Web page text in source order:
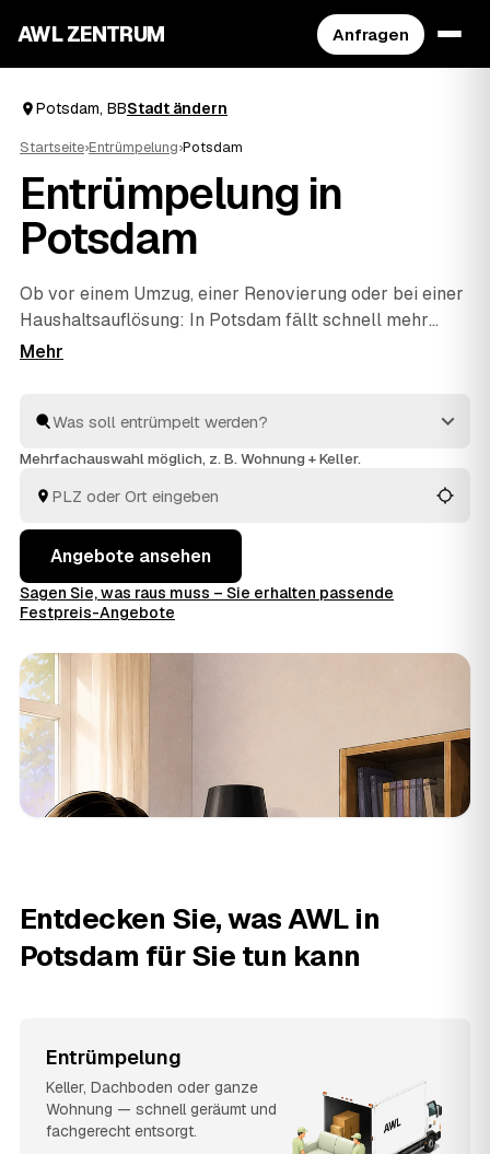
AWL ZENTRUM Anfragen
Potsdam, BBStadt ändern
Startseite›Entrümpelung›Potsdam
Entrümpelung in
Potsdam
Ob vor einem Umzug, einer Renovierung oder bei einer
Haushaltsauflösung: In Potsdam fällt schnell mehr
Hausrat an, als man allein wegbekommt. Über AWL
Angebote von geprüften Betrieben rund um Potsdam
bisWerder (Havel)und Ludwigsfelde . So finden Sie ohne
Preise im Voraus raten.
Mehrfachauswahl möglich, z. B. Wohnung + Keller.
Angebote ansehen
Sagen Sie, was raus muss – Sie erhalten passende
Festpreis-Angebote
Entdecken Sie, was AWL in
Potsdam für Sie tun kann
Entrümpelung
Keller, Dachboden oder ganze
Wohnung — schnell geräumt und
fachgerecht entsorgt.